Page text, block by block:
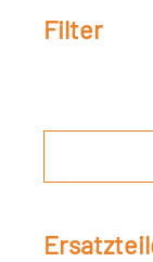
Filter